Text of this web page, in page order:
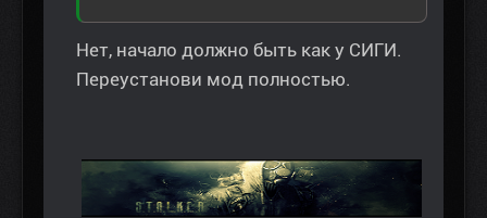
Нет, начало должно быть как у СИГИ.
Переустанови мод полностью.